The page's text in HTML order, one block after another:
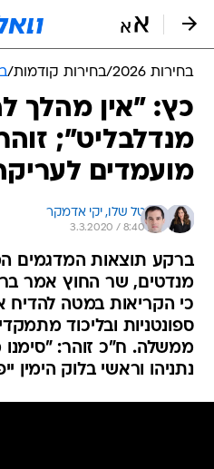
בחירות 2026 /בחירות קודמות/
כץ: "אין מהלך
מנדלבליט";
מועמדים
טל שלו, יקי אדמקר
3.3.2020 / 8:40
כי הקריאות במטה להדיח
ספונטניות ובליכוד
ממשלה. ח"כ זוהר: "סימנו
נתניהו וראשי בלוק הימין